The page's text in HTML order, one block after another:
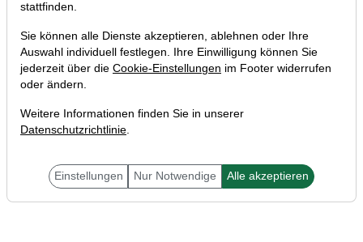
Liebe Trader,
stattfinden.
Sie können alle Dienste akzeptieren, ablehnen oder Ihre
Auswahl individuell festlegen. Ihre Einwilligung können Sie
jederzeit über die Cookie-Einstellungen im Footer widerrufen
oder ändern.
Weitere Informationen finden Sie in unserer
Datenschutzrichtlinie.
Einstellungen Nur Notwendige Alle akzeptieren